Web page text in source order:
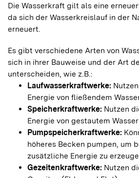
Amtlich Topographisch-
Informationssystem (ATKIS)
A
Amtliches
(ALKIS)
Amtsblatt der Europäischen
Gemeinschaft
Die Wasserkraft gilt als eine
da sich der Wasserkreislauf in der
erneuert.
Es gibt verschiedene Arten von
sich in ihrer Bauweise und der Art
unterscheiden, wie z.B.:
Laufwasserkraftwerke:
Energie von fließendem
Speicherkraftwerke: Nutzen
Energie von gestautem
Pumpspeicherkraftwerke:
höheres Becken pumpen, um
zusätzliche Energie zu
Gezeitenkraftwerke: Nutzen